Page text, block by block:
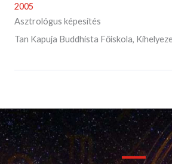
2005
Asztrológus képesítés
Tan Kapuja Buddhista Főiskola,